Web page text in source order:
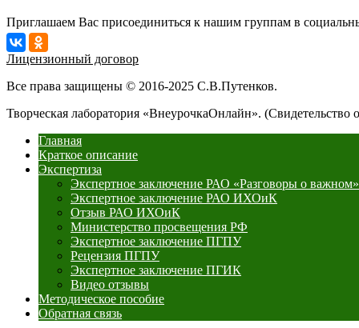
Приглашаем Вас присоединиться к нашим группам в
Лицензионный договор
Все права защищены © 2016-2025 С.В.Путенков.
Творческая лаборатория «ВнеурочкаОнлайн».
Главная
Краткое описание
Экспертиза
Экспертное заключение РАО «Разговоры о важном»
Экспертное заключение РАО ИХОиК
Отзыв РАО ИХОиК
Министерство просвещения РФ
Экспертное заключение ПГПУ
Рецензия ПГПУ
Экспертное заключение ПГИК
Видео отзывы
Методическое пособие
Обратная связь